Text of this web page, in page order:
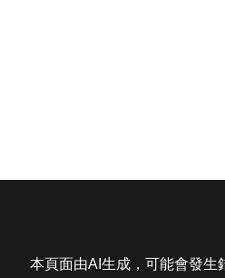
本頁面由AI生成，可能會發生